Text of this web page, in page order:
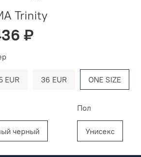
Trinity
₽
EUR 36 EUR ONE SIZE
черный
Пол
Унисекс